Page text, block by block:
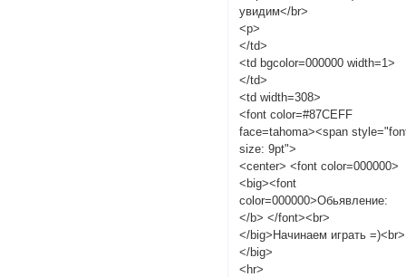
увидим</br>
<p>
</td>
<td bgcolor=000000 width=1>
</td>
<td width=308>
<font color=#87CEFF
face=tahoma><span
size: 9pt">
<center> <font color=000000>
<big><font
color=000000>Обьявление:
</b> </font><br>
</big>Начинаем играть =)<br>
</big>
<hr>